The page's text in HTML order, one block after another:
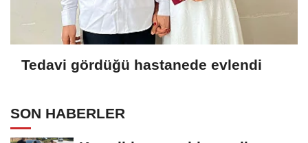
Tedavi gördüğü hastanede evlendi
SON HABERLER